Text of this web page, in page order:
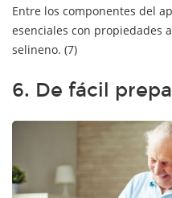
Entre los componentes del
esenciales con propiedades
selineno. (7)
6. De fácil